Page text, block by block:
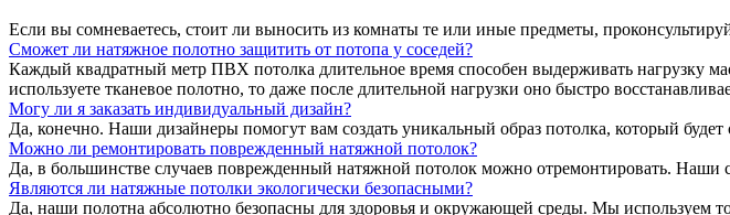
Если вы сомневаетесь, стоит ли выносить из комнаты те или иные предметы,
Сможет ли натяжное полотно защитить от потопа у соседей?
Каждый квадратный метр ПВХ потолка длительное время способен выдерживать нагрузку
используете тканевое полотно, то даже после длительной нагрузки оно быстро
Могу ли я заказать индивидуальный дизайн?
Да, конечно. Наши дизайнеры помогут вам создать уникальный образ потолка, который
Можно ли ремонтировать поврежденный натяжной потолок?
Да, в большинстве случаев поврежденный натяжной потолок можно отремонтировать. Наши
Являются ли натяжные потолки экологически безопасными?
Да, наши полотна абсолютно безопасны для здоровья и окружающей среды. Мы используем